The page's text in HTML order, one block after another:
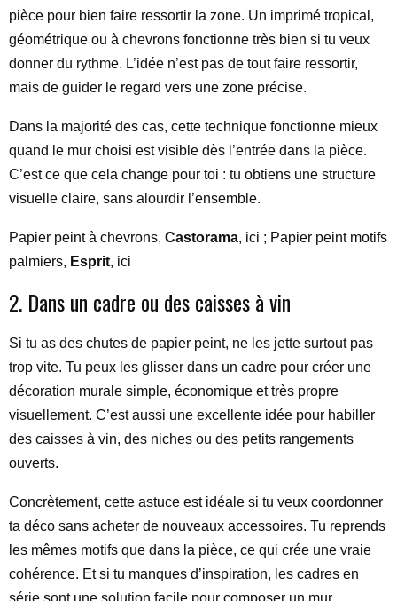
pièce pour bien faire ressortir la zone. Un imprimé tropical,
géométrique ou à chevrons fonctionne très bien si tu veux
donner du rythme. L’idée n’est pas de tout faire ressortir,
mais de guider le regard vers une zone précise.
Dans la majorité des cas, cette technique fonctionne mieux
quand le mur choisi est visible dès l’entrée dans la pièce.
C’est ce que cela change pour toi : tu obtiens une structure
visuelle claire, sans alourdir l’ensemble.
Papier peint à chevrons, Castorama, ici ; Papier peint motifs
palmiers, Esprit, ici
2. Dans un cadre ou des caisses à vin
Si tu as des chutes de papier peint, ne les jette surtout pas
trop vite. Tu peux les glisser dans un cadre pour créer une
décoration murale simple, économique et très propre
visuellement. C’est aussi une excellente idée pour habiller
des caisses à vin, des niches ou des petits rangements
ouverts.
Concrètement, cette astuce est idéale si tu veux coordonner
ta déco sans acheter de nouveaux accessoires. Tu reprends
les mêmes motifs que dans la pièce, ce qui crée une vraie
cohérence. Et si tu manques d’inspiration, les cadres en
série sont une solution facile pour composer un mur